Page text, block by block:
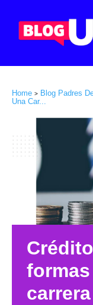
Home > Blog Padres
Una Car...